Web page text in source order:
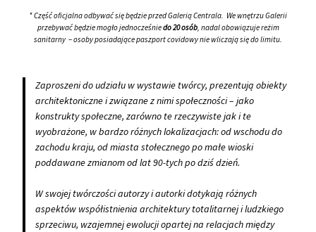
* Część oficjalna odbywać się będzie przed Galerią Centrala. We wnętrzu Galerii
przebywać będzie mogło jednocześniedo 20 osób, nadal obowiązuje reżim
sanitarny – osoby posiadające paszport covidowy nie wliczają się do limitu.
Zaproszeni do udziału w wystawie twórcy, prezentują obiekty
architektoniczne i związane z nimi społeczności – jako
konstrukty społeczne, zarówno te rzeczywiste jak i te
wyobrażone, w bardzo różnych lokalizacjach: od wschodu do
zachodu kraju, od miasta stołecznego po małe wioski
poddawane zmianom od lat 90-tych po dziś dzień.
W swojej twórczości autorzy i autorki dotykają różnych
aspektów współistnienia architektury totalitarnej i ludzkiego
sprzeciwu, wzajemnej ewolucji opartej na relacjach między